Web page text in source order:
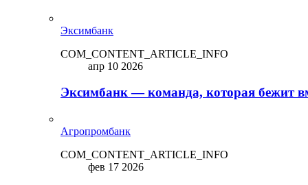
Эксимбанк
COM_CONTENT_ARTICLE_INFO
апр 10 2026
Эксимбанк — команда, которая бежит
Агропромбанк
COM_CONTENT_ARTICLE_INFO
фев 17 2026